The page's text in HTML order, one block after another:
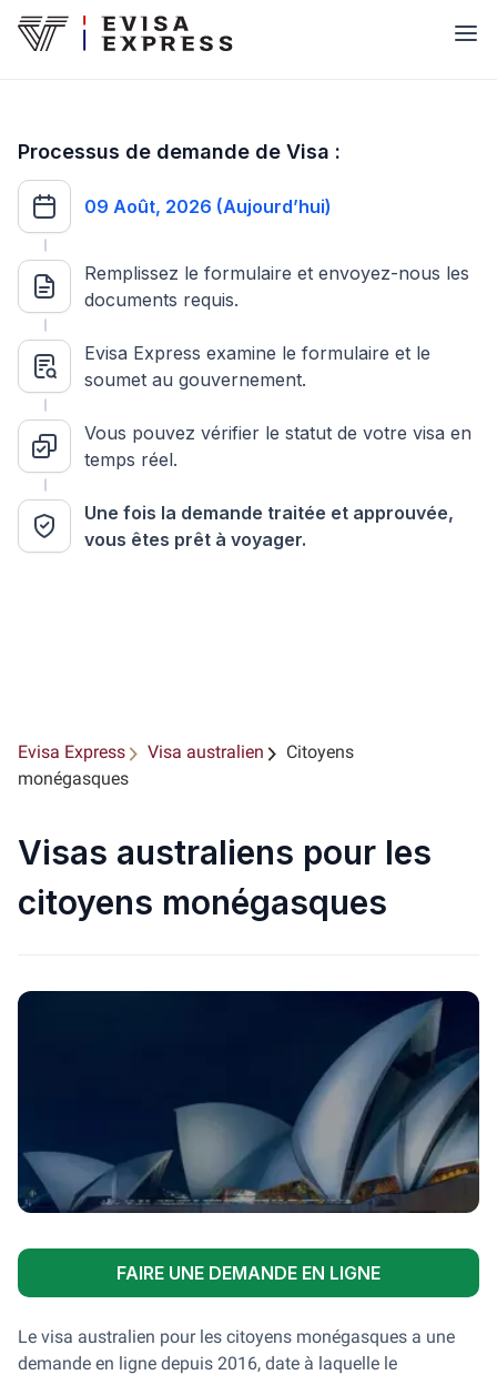
Processus de demande de Visa :
09 Août, 2026 (Aujourd’hui)
Remplissez le formulaire et envoyez-nous les
documents requis.
Evisa Express examine le formulaire et le
soumet au gouvernement.
Vous pouvez vérifier le statut de votre visa en
temps réel.
Une fois la demande traitée et approuvée,
vous êtes prêt à voyager.
Evisa Express Visa australien
Citoyens
monégasques
Visas australiens pour les
citoyens monégasques
FAIRE UNE DEMANDE EN LIGNE
Le visa australien pour les citoyens monégasques a une
demande en ligne depuis 2016, date à laquelle le